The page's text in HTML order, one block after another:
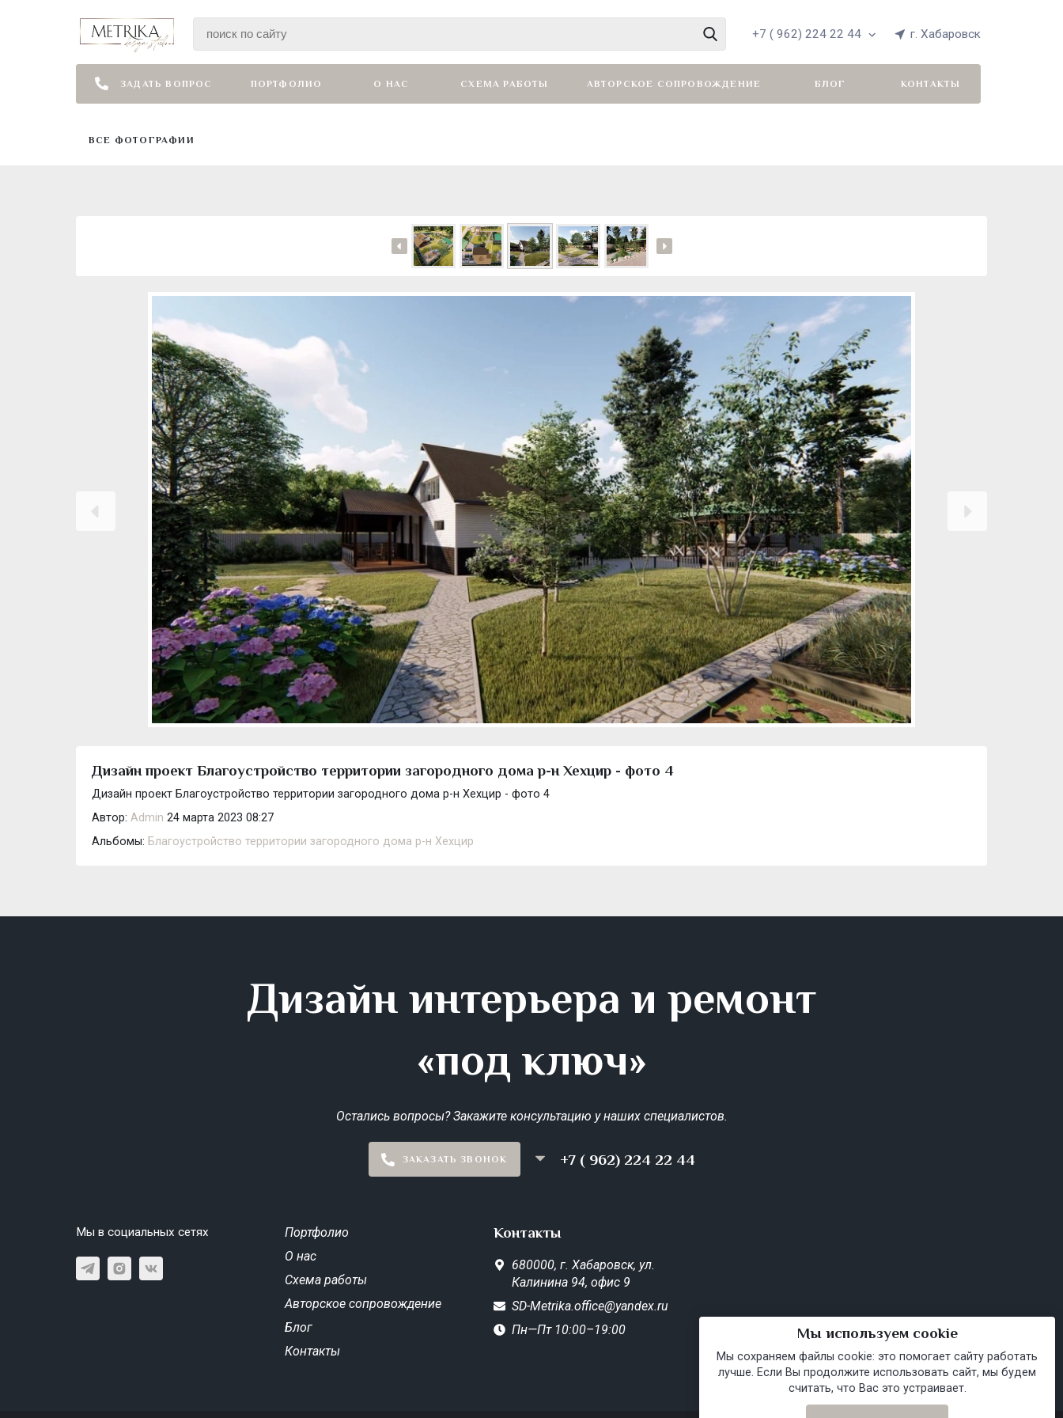
+7 ( 962) 224 22 44 г. Хабаровск
ЗАДАТЬ ВОПРОС ПОРТФОЛИО О НАС СХЕМА РАБОТЫ АВТОРСКОЕ СОПРОВОЖДЕНИЕ БЛОГ КОНТАКТЫ
ВСЕ ФОТОГРАФИИ
Дизайн проект Благоустройство территории загородного дома р-н Хехцир - фото 4
Дизайн проект Благоустройство территории загородного дома р-н Хехцир - фото 4
Автор: Admin 24 марта 2023 08:27
Альбомы: Благоустройство территории загородного дома р-н Хехцир
Дизайн интерьера и ремонт
«под ключ»
Остались вопросы? Закажите консультацию у наших специалистов.
ЗАКАЗАТЬ ЗВОНОК +7 ( 962) 224 22 44
Мы в социальных сетях
Портфолио
О нас
Схема работы
Авторское сопровождение
Блог
Контакты
Контакты
680000, г. Хабаровск, ул.
Калинина 94, офис 9
SD-Metrika.office@yandex.ru
Пн—Пт 10:00–19:00
Мы используем cookie
Мы сохраняем файлы cookie: это помогает сайту работать
лучше. Если Вы продолжите использовать сайт, мы будем
считать, что Вас это устраивает.